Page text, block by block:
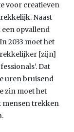
voor creatieven
Naast
een opvallend
2033 moet het
[zijn]
Dat
uren bruisend
zin moet het
mensen trekken